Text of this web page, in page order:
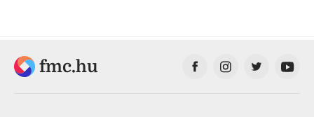
fmc.hu